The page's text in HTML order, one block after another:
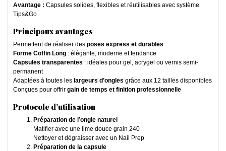
Avantage : Capsules solides, flexibles et réutilisables avec système
Tips&Go
Principaux avantages
Permettent de réaliser des poses express et durables
Forme Coffin Long : élégante, moderne et tendance
Capsules transparentes : idéales pour gel, acrygel ou vernis semi-
permanent
Adaptées à toutes les largeurs d’ongles grâce aux 12 tailles disponibles
Conçues pour offrir gain de temps et finition professionnelle
Protocole d’utilisation
Préparation de l’ongle naturel
Matifier avec une lime douce grain 240
Nettoyer et dégraisser avec un Nail Prep
Préparation de la capsule